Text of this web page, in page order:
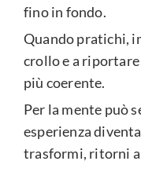
fino in fondo.
Quando pratichi,
crollo e a
più coerente.
Per la mente può
esperienza
trasformi, ritorni